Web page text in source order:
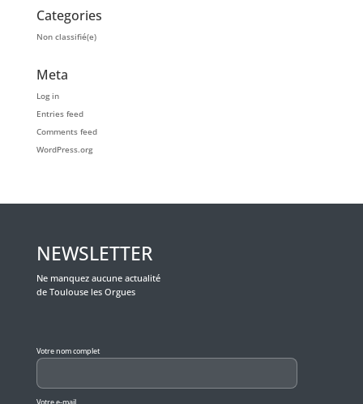
Categories
Non classifié(e)
Meta
Log in
Entries feed
Comments feed
WordPress.org
NEWSLETTER
Ne manquez aucune actualité
de Toulouse les Orgues
Votre nom complet
Votre e-mail